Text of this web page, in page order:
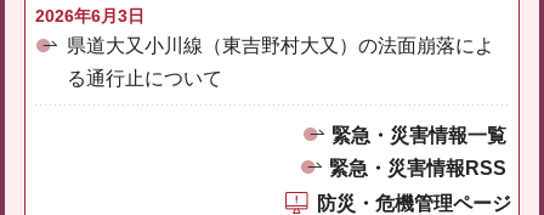
2026年6月3日
県道大又小川線（東吉野村大又）の法面崩落によ
る通行止について
緊急・災害情報一覧
緊急・災害情報RSS
防災・危機管理ページ